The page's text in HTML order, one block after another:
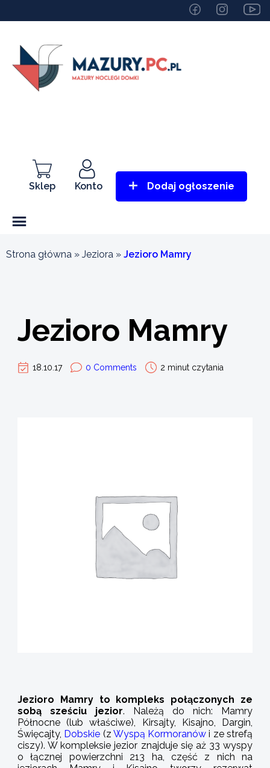
Sklep Konto Dodaj ogłoszenie
Strona główna » Jeziora » Jezioro Mamry
Jezioro Mamry
18.10.17 0 Comments 2 minut czytania
Jezioro Mamry to kompleks połączonych ze
sobą sześciu jezior. Należą do nich: Mamry
Północne (lub właściwe), Kirsajty, Kisajno, Dargin,
Święcajty, Dobskie (z Wyspą Kormoranów i ze strefą
ciszy). W kompleksie jezior znajduje się aż 33 wyspy
o łącznej powierzchni 213 ha, część z nich na